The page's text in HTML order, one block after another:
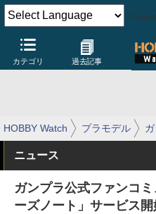
カテゴリ 過去記事
HOBBY Watch プラモデル
ニュース
ガンプラ公式ファンコ
ーズノート」サービス開